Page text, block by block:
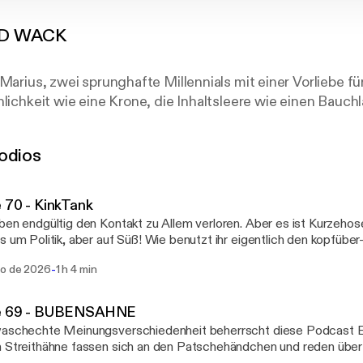
WACK
zwei sprunghafte Millennials mit einer Vorliebe
wie eine Krone, die Inhaltsleere wie einen
was uns interessiert: Filme, Arbeit, Freizeitparks,
Tee.
seid dabei!
70 - KinkTank
endgültig den Kontakt zu Allem verloren. Aber es ist
um Politik, aber auf Süß! Wie benutzt ihr eigentlich den kopfüber-
hinundwackpodcast] 017666031504 Schickt uns eine Whatsapp, was euch
finkwiedervogel [https://linktr.ee/finkwiedervogel] Marius
achterbahnalman [https://linktr.ee/achterbahnalman]
de 2026-1 h 4 min
69 - BUBENSAHNE
Meinungsverschiedenheit beherrscht diese Podcast
Streithähne fassen sich an den Patschehändchen und reden